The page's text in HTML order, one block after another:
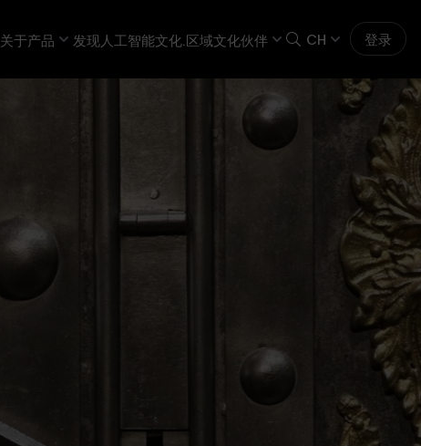
关于产品 发现人工智能文化.区域文化伙伴 CH 登录